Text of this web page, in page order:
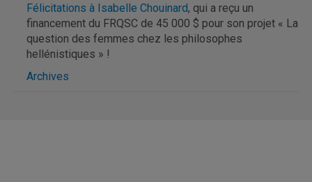
Félicitations à Isabelle Chouinard, qui a reçu un
financement du FRQSC de 45 000 $ pour son projet « La
question des femmes chez les philosophes
hellénistiques » !
Archives